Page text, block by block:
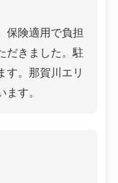
保険適用で負担
だきました。駐
す。那賀川エリ
す。